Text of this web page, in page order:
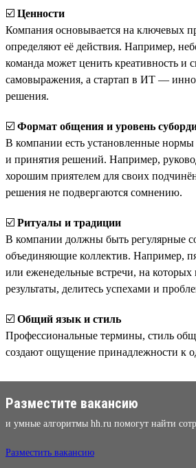
☑️ Ценности
Компания основывается на ключевых
определяют её действия. Например,
команда может ценить креативность и
самовыражения, а стартап в ИТ —
решения.
☑️ Формат общения и уровень
В компании есть установленные
и принятия решений. Например,
хорошим приятелем для своих
решения не подвергаются сомнению.
☑️ Ритуалы и традиции
В компании должны быть регулярные
объединяющие коллектив. Например,
или еженедельные встречи, на которых
результаты, делитесь успехами и
☑️ Общий язык и стиль
Профессиональные термины, стиль
создают ощущение принадлежности к
Разместите вакансию
и умные алгоритмы hh.ru помогут найти
Разместить вакансию